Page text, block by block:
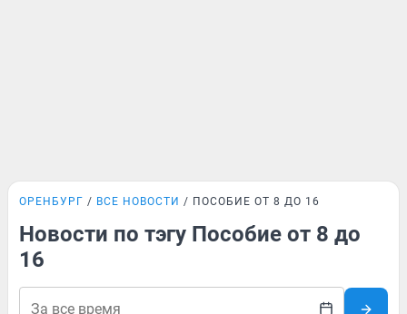
ОРЕНБУРГ ВСЕ НОВОСТИ ПОСОБИЕ ОТ 8 ДО 16
Новости по тэгу Пособие от 8 до
16